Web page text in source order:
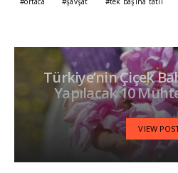
Türkiye’nin Çiçek
Yapılacak 10
VIEW